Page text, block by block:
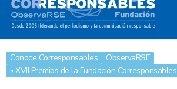
Conoce Corresponsables
ObservaRSE
» XVII Premios de la Fundación Corresponsables